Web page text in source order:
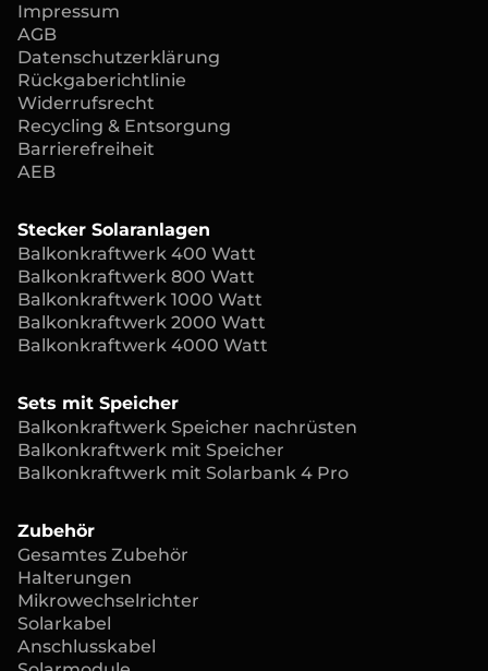
Impressum
AGB
Datenschutzerklärung
Rückgaberichtlinie
Widerrufsrecht
Recycling & Entsorgung
Barrierefreiheit
AEB
Stecker Solaranlagen
Balkonkraftwerk 400 Watt
Balkonkraftwerk 800 Watt
Balkonkraftwerk 1000 Watt
Balkonkraftwerk 2000 Watt
Balkonkraftwerk 4000 Watt
Sets mit Speicher
Balkonkraftwerk Speicher nachrüsten
Balkonkraftwerk mit Speicher
Balkonkraftwerk mit Solarbank 4 Pro
Zubehör
Gesamtes Zubehör
Halterungen
Mikrowechselrichter
Solarkabel
Anschlusskabel